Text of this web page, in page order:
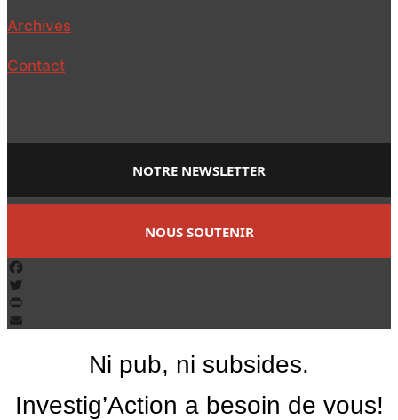
Archives
Contact
NOTRE NEWSLETTER
NOUS SOUTENIR
Facebook
Twitter
PrintFriendly
Ni pub, ni subsides.
Investig’Action a besoin de vous!